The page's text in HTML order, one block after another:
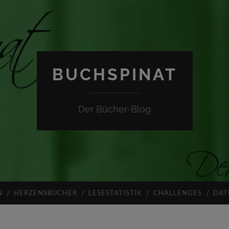
BUCHSPINAT
Der Bücher-Blog
HERZENSBÜCHER LESESTATISTIK CHALLENGES